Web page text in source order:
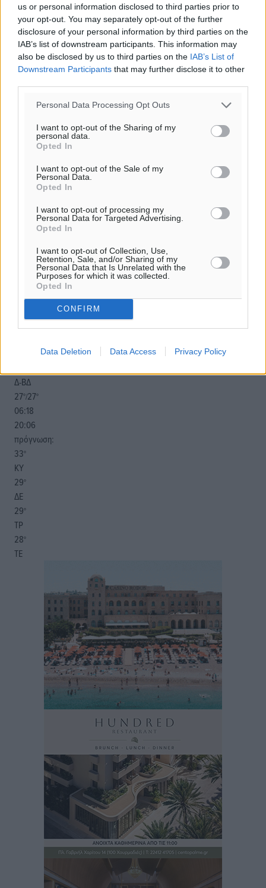
us or personal information disclosed to third parties prior to
your opt-out. You may separately opt-out of the further
disclosure of your personal information by third parties on the
IAB’s list of downstream participants. This information may
also be disclosed by us to third parties on the IAB’s List of
Downstream Participants that may further disclose it to other
Personal Data Processing Opt Outs
I want to opt-out of the Sharing of my
personal data.
Opted In
I want to opt-out of the Sale of my
Personal Data.
Opted In
I want to opt-out of processing my
Personal Data for Targeted Advertising.
Opted In
I want to opt-out of Collection, Use,
Retention, Sale, and/or Sharing of my
Personal Data that Is Unrelated with the
Purposes for which it was collected.
Opted In
CONFIRM
Data Deletion Data Access Privacy Policy
Για την μερική αναπαραγωγή της είδησης από άλλες
παρεχόμενου συνδέσμου παραπομπής προς το άρθρο
της Δημοκρατικής.
o καιρός τώρα:
°
Δ-ΒΔ
27°/27°
06:18
20:06
πρόγνωση:
33°
ΚΥ
29°
ΔΕ
29°
ΤΡ
28°
ΤΕ